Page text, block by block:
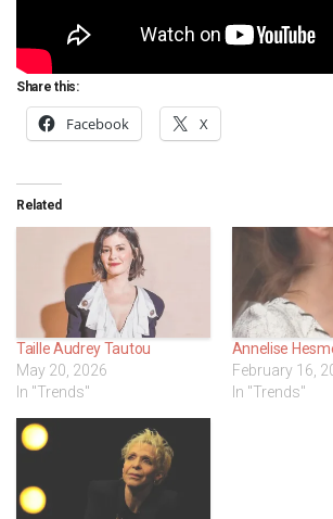
Share this:
Facebook X
Related
Taille Audrey Tautou
May 20, 2026
In "Trends"
Annelise
February 16,
In "Trends"